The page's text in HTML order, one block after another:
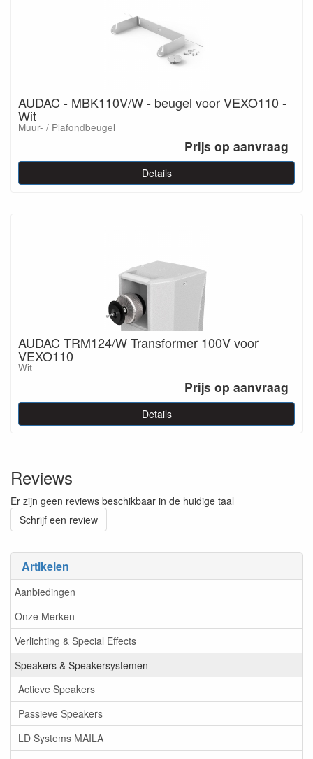
Artikelen
Aanbiedingen
Onze Merken
Verlichting & Special Effects
Speakers & Speakersystemen
Actieve Speakers
Passieve Speakers
LD Systems MAILA
AUDAC - MBK110V/W - beugel voor VEXO110 -
Wit
Muur- / Plafondbeugel
Prijs op aanvraag
Details
AUDAC TRM124/W Transformer 100V voor
VEXO110
Wit
Prijs op aanvraag
Details
Reviews
Er zijn geen reviews beschikbaar in de huidige taal
Schrijf een review